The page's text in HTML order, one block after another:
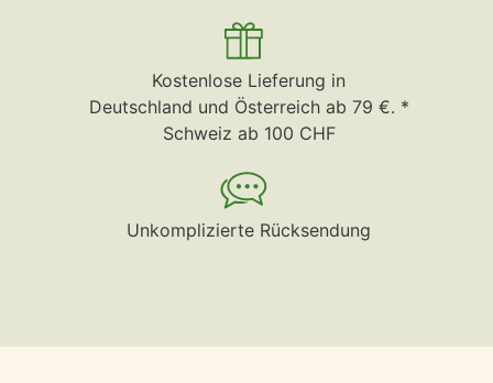
Kostenlose Lieferung in
Deutschland und Österreich ab 79 €. *
Schweiz ab 100 CHF
Unkomplizierte Rücksendung